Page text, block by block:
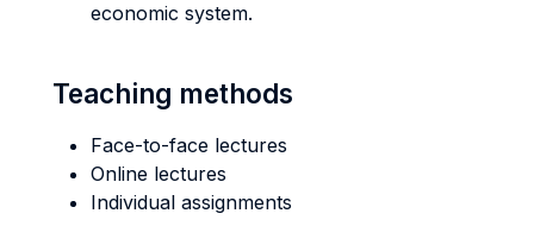
economic system.
Teaching methods
Face-to-face lectures
Online lectures
Individual assignments